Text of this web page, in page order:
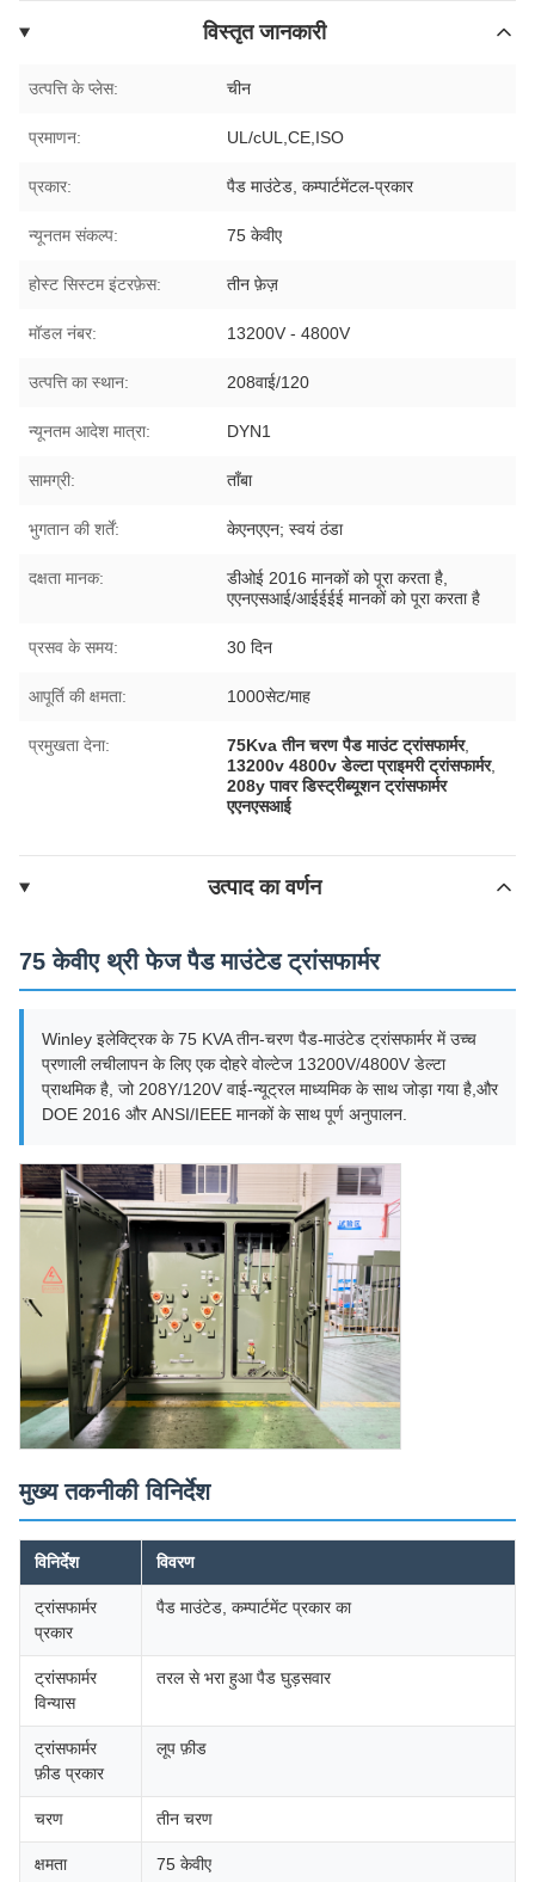
विस्तृत जानकारी
उत्पत्ति के प्लेस: चीन
प्रमाणन: UL/cUL,CE,ISO
प्रकार: पैड माउंटेड, कम्पार्टमेंटल-प्रकार
न्यूनतम संकल्प: 75 केवीए
होस्ट सिस्टम इंटरफ़ेस: तीन फ़ेज़
मॉडल नंबर: 13200V - 4800V
उत्पत्ति का स्थान: 208वाई/120
न्यूनतम आदेश मात्रा: DYN1
सामग्री: ताँबा
भुगतान की शर्तें: केएनएएन; स्वयं ठंडा
दक्षता मानक:
डीओई 2016 मानकों को पूरा करता है,
एएनएसआई/आईईईई मानकों को पूरा करता है
प्रसव के समय: 30 दिन
आपूर्ति की क्षमता: 1000सेट/माह
प्रमुखता देना: 75Kva तीन चरण पैड माउंट ट्रांसफार्मर,
13200v 4800v डेल्टा प्राइमरी ट्रांसफार्मर,
208y पावर डिस्ट्रीब्यूशन ट्रांसफार्मर
एएनएसआई
उत्पाद का वर्णन
75 केवीए थ्री फेज पैड माउंटेड ट्रांसफार्मर
Winley इलेक्ट्रिक के 75 KVA तीन-चरण पैड-माउंटेड ट्रांसफार्मर में उच्च
प्रणाली लचीलापन के लिए एक दोहरे वोल्टेज 13200V/4800V डेल्टा
प्राथमिक है, जो 208Y/120V वाई-न्यूट्रल माध्यमिक के साथ जोड़ा गया है,और
DOE 2016 और ANSI/IEEE मानकों के साथ पूर्ण अनुपालन.
मुख्य तकनीकी विनिर्देश
विनिर्देश विवरण
ट्रांसफार्मर
प्रकार
पैड माउंटेड, कम्पार्टमेंट प्रकार का
ट्रांसफार्मर
विन्यास
तरल से भरा हुआ पैड घुड़सवार
ट्रांसफार्मर
फ़ीड प्रकार
लूप फ़ीड
चरण तीन चरण
क्षमता 75 केवीए